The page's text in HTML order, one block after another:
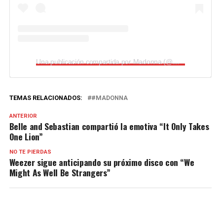
Una publicación compartida por Madonna (@madonna)
TEMAS RELACIONADOS: #MADONNA
ANTERIOR
Belle and Sebastian compartió la emotiva “It Only Takes
One Lion”
NO TE PIERDAS
Weezer sigue anticipando su próximo disco con “We
Might As Well Be Strangers”